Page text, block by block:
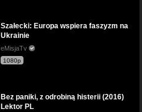
Szałecki: Europa wspiera faszyzm na
Ukrainie
eMisjaTv
1080p
Bez paniki, z odrobiną histerii (2016)
Lektor PL